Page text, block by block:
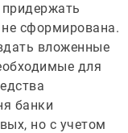
не сформирована.
вложенные
для
банки
но с учетом